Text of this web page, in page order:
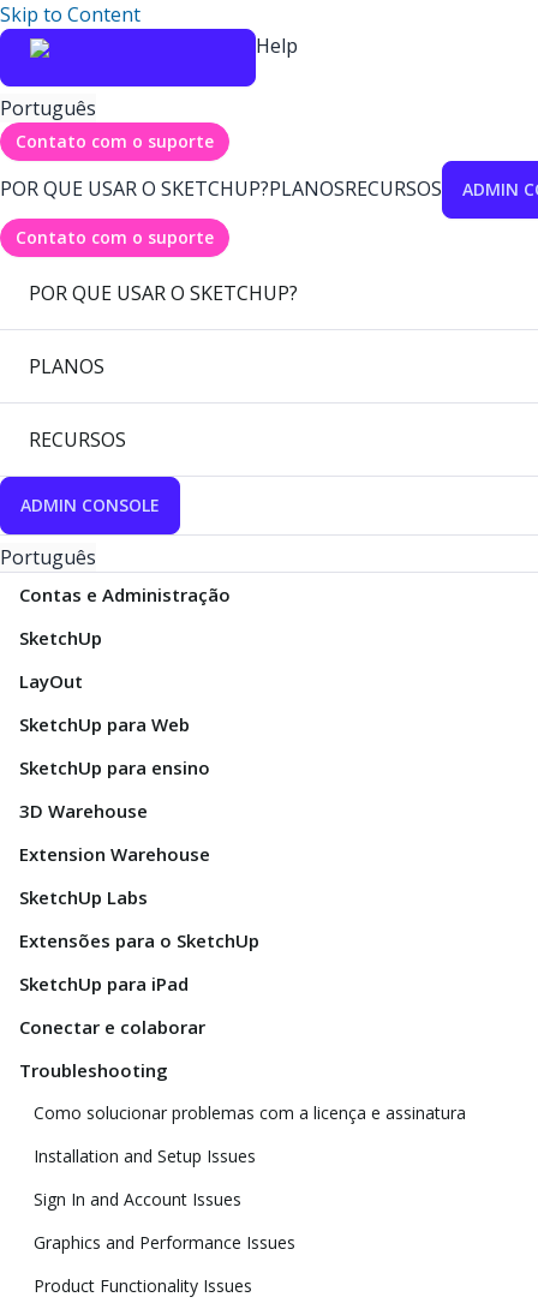
Skip to Content
Help
Português
Contato com o suporte
POR QUE USAR O SKETCHUP?PLANOSRECURSOS ADMIN
Contato com o suporte
POR QUE USAR O SKETCHUP?
PLANOS
RECURSOS
ADMIN CONSOLE
Português
Contas e Administração
SketchUp
LayOut
SketchUp para Web
SketchUp para ensino
3D Warehouse
Extension Warehouse
SketchUp Labs
Extensões para o SketchUp
SketchUp para iPad
Conectar e colaborar
Troubleshooting
Como solucionar problemas com a licença e assinatura
Installation and Setup Issues
Sign In and Account Issues
Graphics and Performance Issues
Product Functionality Issues